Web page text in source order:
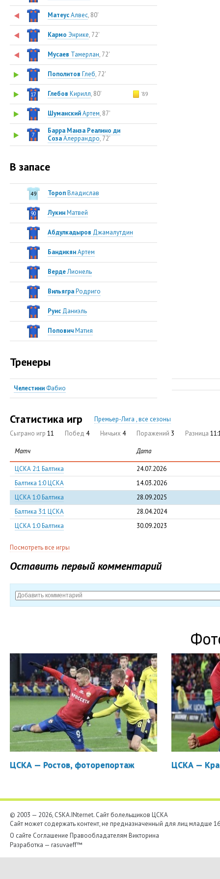
МатеусАлвес, 80'
Кармо Энрике, 72'
Мусаев Тамерлан, 72'
Пополитов Глеб, 72'
17 Глебов Кирилл, 80' '89
ШуманскийАртем, 87'
7
Барра Манза Реалино ди
СозаАлеррандро, 72'
В запасе
49 ТоропВладислав
90 ЛукинМатвей
Абдулкадыров Джамалутдин
БандикянАртем
ВердеЛионель
ВильяграРодриго
Руис Даниэль
ПоповичМатия
Тренеры
ЧелестиниФабио
Статистика игр
Премьер-Лига , все сезоны
Сыграно игр 11 Побед 4 Ничьих 4 Поражений 3 Разница
Матч Дата
ЦСКА 2:1 Балтика
24.07.2026
Балтика 1:0 ЦСКА
14.03.2026
ЦСКА 1:0 Балтика
28.09.2025
Балтика 3:1 ЦСКА
28.04.2024
ЦСКА 1:0 Балтика
30.09.2023
Посмотреть все игры
Оставить первый комментарий
ЦСКА — Ростов, фоторепортаж ЦСКА —
© 2003 — 2026, CSKA.INternet. Cайт болельщиков ЦСКА
Сайт может содержать контент, не предназначенный для лиц младше
О сайте Соглашение Правообладателям Викторина
Разработка — rasuvaeff™